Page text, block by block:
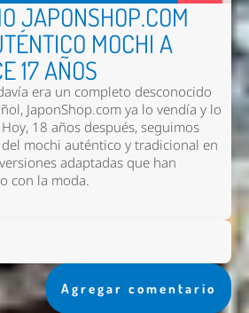
JAPONSHOP.COM
MOCHI A
17 AÑOS
era un completo desconocido
JaponShop.com ya lo vendía y lo
18 años después, seguimos
mochi auténtico y tradicional en
adaptadas que han
con la moda.
Agregar comentario